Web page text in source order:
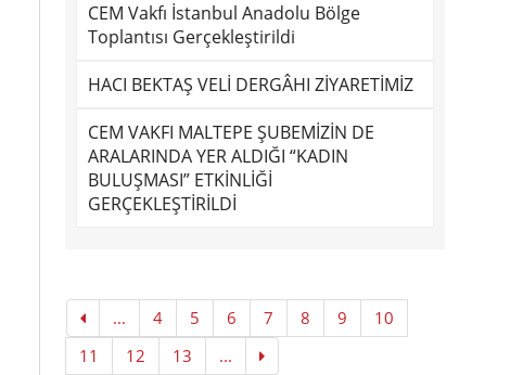
CEM Vakfı İstanbul Anadolu Bölge
Toplantısı Gerçekleştirildi
HACI BEKTAŞ VELİ DERGÂHI ZİYARETİMİZ
CEM VAKFI MALTEPE ŞUBEMİZİN DE
ARALARINDA YER ALDIĞI “KADIN
BULUŞMASI” ETKİNLİĞİ
GERÇEKLEŞTİRİLDİ
... 4 5 6 7 8 9
10
11
12 13 ...